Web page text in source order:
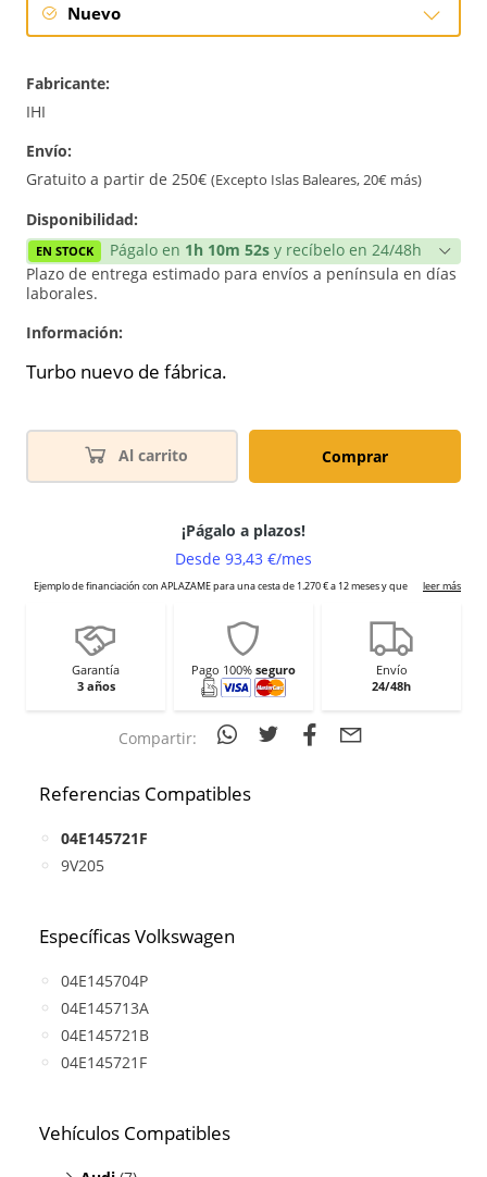
Nuevo
Fabricante:
IHI
Envío:
Gratuito a partir de 250€ (Excepto Islas Baleares, 20€ más)
Disponibilidad:
EN STOCK Págalo en 1h 10m 52s y recíbelo en 24/48h
Plazo de entrega estimado para envíos a península en días
laborales.
Información:
Turbo nuevo de fábrica.
Al carrito Comprar
Garantía
3 años
Pago 100% seguro
Envío
24/48h
Compartir:
Referencias Compatibles
04E145721F
9V205
Específicas Volkswagen
04E145704P
04E145713A
04E145721B
04E145721F
Vehículos Compatibles